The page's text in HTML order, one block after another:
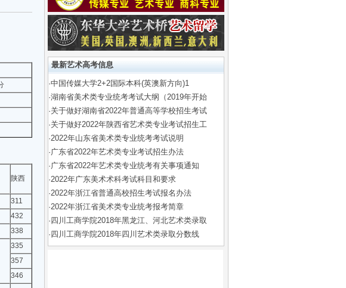
陕西
311
432
338
335
357
346
最新艺术高考信息
·中国传媒大学2+2国际本科(英澳新方向)1
·湖南省美术类专业统考考试大纲（2019年开始
·关于做好湖南省2022年普通高等学校招生考试
·关于做好2022年陕西省艺术类专业考试招生工
·2022年山东省美术类专业统考考试说明
·广东省2022年艺术类专业考试招生办法
·广东省2022年艺术类专业统考有关事项通知
·2022年广东美术术科考试科目和要求
·2022年浙江省普通高校招生考试报名办法
·2022年浙江省美术类专业统考报考简章
· 四川工商学院2018年黑龙江、河北艺术类录取
· 四川工商学院2018年四川艺术类录取分数线